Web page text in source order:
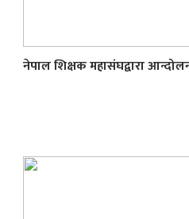
नेपाल शिक्षक महासंघद्वारा